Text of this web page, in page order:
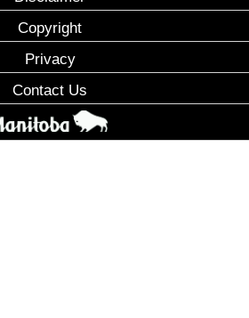
Copyright
Privacy
Contact Us